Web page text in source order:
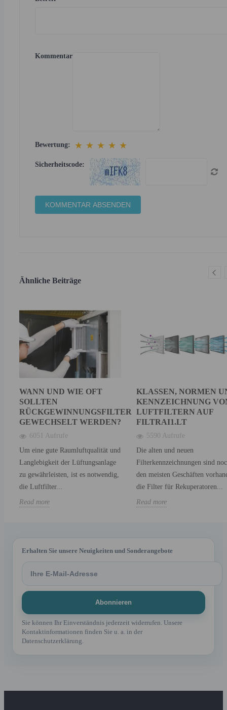
Kommentar
Bewertung: ★ ★ ★ ★ ★
Sicherheitscode:
Ähnliche Beiträge
WANN UND WIE OFT
SOLLTEN
RÜCKGEWINNUNGSFILTER
GEWECHSELT WERDEN?
6051 Aufrufe
Um eine gute Raumluftqualität und
Langlebigkeit der Lüftungsanlage
zu gewährleisten, ist es notwendig,
die Luftfilter...
Read more
KLASSEN, NORMEN
KENNZEICHNUNG
LUFTFILTERN AUF
FILTRAI1.LT
5590 Aufrufe
Die alten und neuen
Filterkennzeichnungen sind
den meisten Geschäften
die Filter für Rekuperatoren...
Read more
Erhalten Sie unsere Neuigkeiten und Sonderangebote
Sie können Ihr Einverständnis jederzeit widerrufen. Unsere
Kontaktinformationen finden Sie u. a. in der
Datenschutzerklärung.